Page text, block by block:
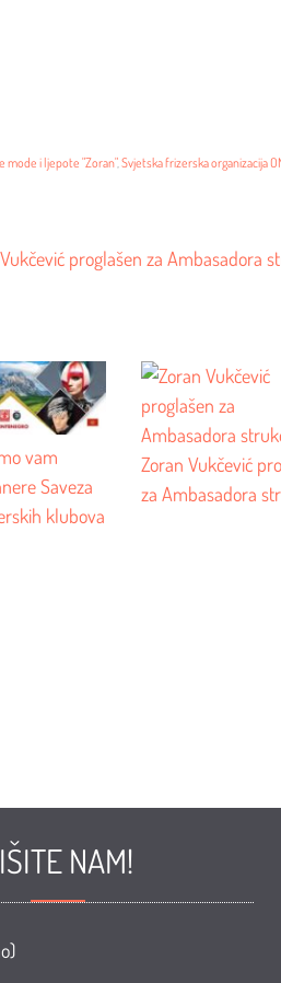
mode i ljepote "Zoran", Svjetska frizerska organizacija
proglašen za Ambasadora
vam
Saveza
klubova
Zoran Vukčević
za Ambasadora
NAM!